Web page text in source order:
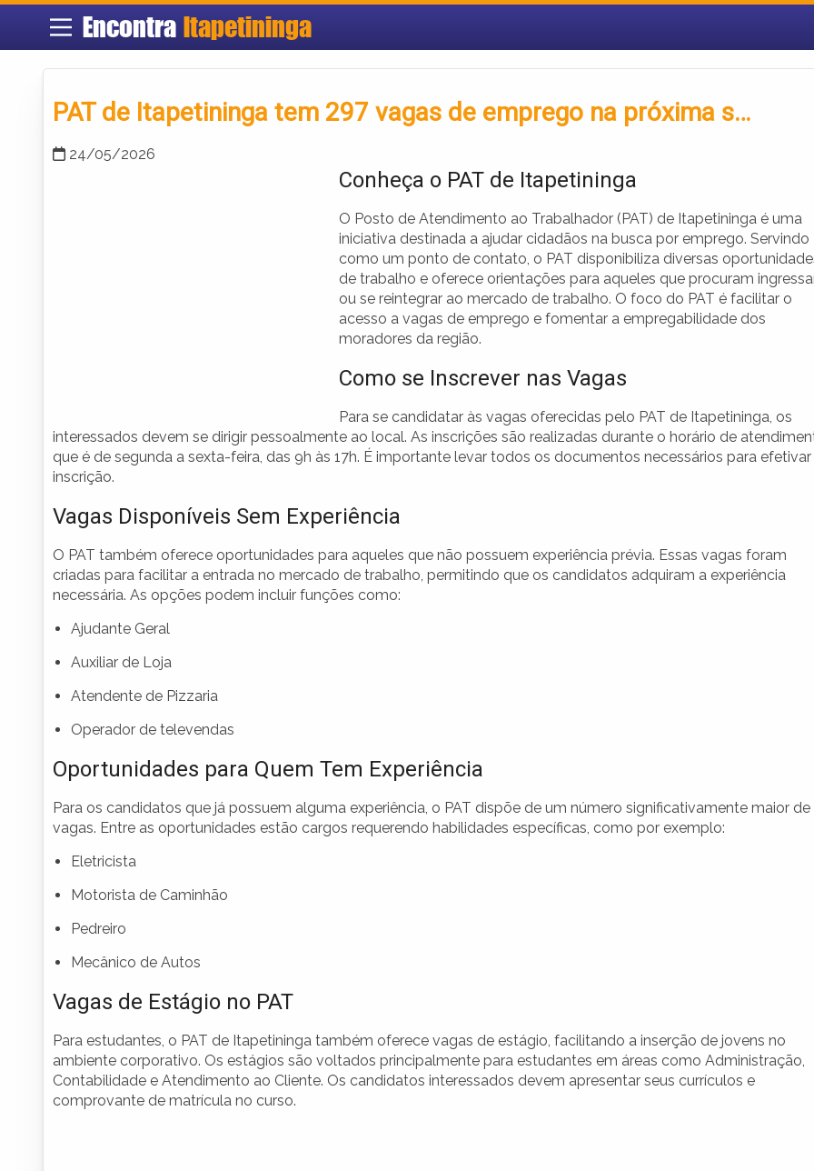
Encontra Itapetininga
PAT de Itapetininga tem 297 vagas de emprego na próxima s…
24/05/2026
Conheça o PAT de Itapetininga
O Posto de Atendimento ao Trabalhador (PAT) de Itapetininga é uma
iniciativa destinada a ajudar cidadãos na busca por emprego. Servindo
como um ponto de contato, o PAT disponibiliza diversas
de trabalho e oferece orientações para aqueles que procuram
ou se reintegrar ao mercado de trabalho. O foco do PAT é facilitar o
acesso a vagas de emprego e fomentar a empregabilidade dos
moradores da região.
Como se Inscrever nas Vagas
Para se candidatar às vagas oferecidas pelo PAT de Itapetininga, os
interessados devem se dirigir pessoalmente ao local. As inscrições são realizadas durante o horário de
que é de segunda a sexta-feira, das 9h às 17h. É importante levar todos os documentos necessários para efetivar
inscrição.
Vagas Disponíveis Sem Experiência
O PAT também oferece oportunidades para aqueles que não possuem experiência prévia. Essas vagas foram
criadas para facilitar a entrada no mercado de trabalho, permitindo que os candidatos adquiram a experiência
necessária. As opções podem incluir funções como:
Ajudante Geral
Auxiliar de Loja
Atendente de Pizzaria
Operador de televendas
Oportunidades para Quem Tem Experiência
Para os candidatos que já possuem alguma experiência, o PAT dispõe de um número significativamente maior de
vagas. Entre as oportunidades estão cargos requerendo habilidades específicas, como por exemplo:
Eletricista
Motorista de Caminhão
Pedreiro
Mecânico de Autos
Vagas de Estágio no PAT
Para estudantes, o PAT de Itapetininga também oferece vagas de estágio, facilitando a inserção de jovens no
ambiente corporativo. Os estágios são voltados principalmente para estudantes em áreas como Administração,
Contabilidade e Atendimento ao Cliente. Os candidatos interessados devem apresentar seus currículos e
comprovante de matrícula no curso.